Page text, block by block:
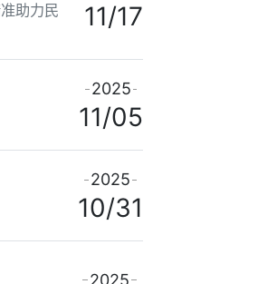
助力民
11/17
2025
11/05
2025
10/31
2025